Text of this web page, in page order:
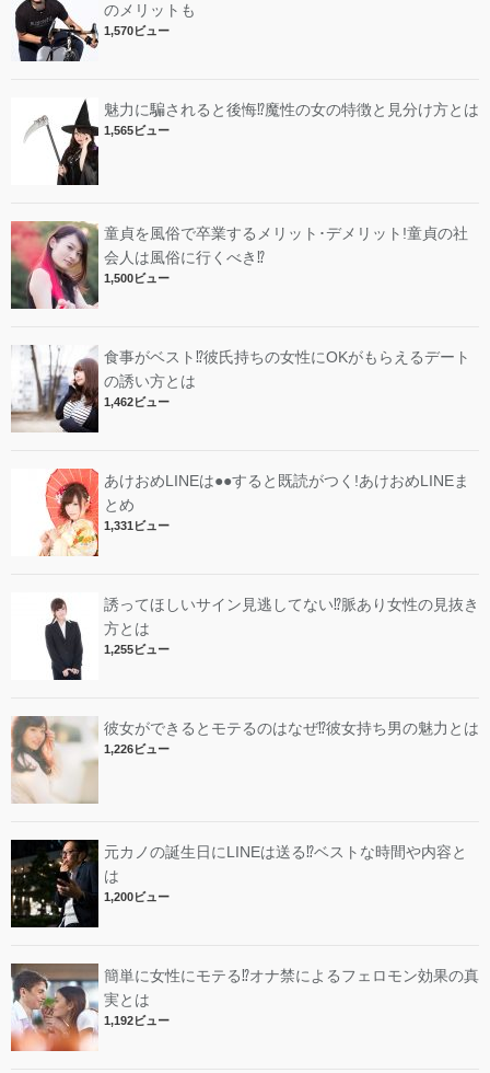
のメリットも
1,570ビュー
魅力に騙されると後悔⁉︎魔性の女の特徴と見分け方とは
1,565ビュー
童貞を風俗で卒業するメリット･デメリット!︎童貞の社
会人は風俗に行くべき⁉︎
1,500ビュー
食事がベスト⁉︎彼氏持ちの女性にOKがもらえるデート
の誘い方とは
1,462ビュー
あけおめLINEは●●すると既読がつく!あけおめLINEま
とめ
1,331ビュー
誘ってほしいサイン見逃してない⁉︎脈あり女性の見抜き
方とは
1,255ビュー
彼女ができるとモテるのはなぜ⁉︎彼女持ち男の魅力とは
1,226ビュー
元カノの誕生日にLINEは送る⁉︎ベストな時間や内容と
は
1,200ビュー
簡単に女性にモテる⁉︎オナ禁によるフェロモン効果の真
実とは
1,192ビュー